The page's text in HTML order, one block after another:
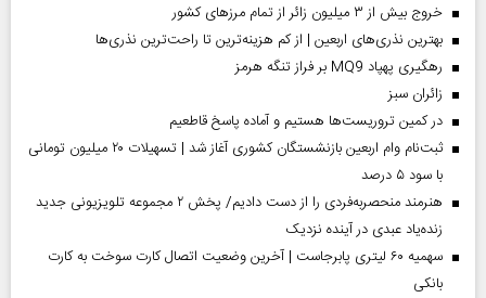
خروج بیش از ۳ میلیون زائر از تمام مرز‌های کشور
بهترین نذری‌های اربعین | از کم هزینه‌ترین تا راحت‌ترین نذری‌ها
رهگیری پهپاد MQ9 بر فراز تنگه هرمز
‌زائران سبز
در کمین تروریست‌ها هستیم و آماده پاسخ قاطعیم
ثبت‌نام وام اربعین بازنشستگان کشوری آغاز شد | تسهیلات ۲۰ میلیون تومانی
با سود ۵ درصد
هنرمند منحصر‌به‌فردی را از دست دادیم/ پخش ۲ مجموعه تلویزیونی جدید
زنده‌یاد عبدی در آینده نزدیک
سهمیه ۶۰ لیتری پابرجاست | آخرین وضعیت اتصال کارت سوخت به کارت
بانکی